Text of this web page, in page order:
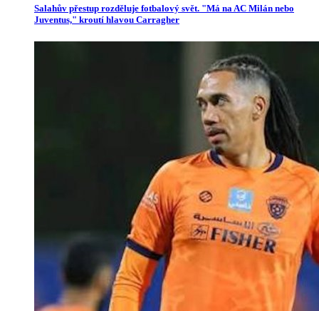
Salahův přestup rozděluje fotbalový svět. "Má na AC Milán nebo
Juventus," kroutí hlavou Carragher